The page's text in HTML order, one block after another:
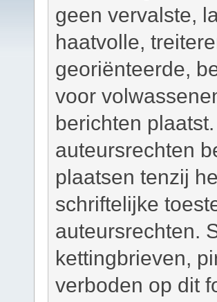
geen vervalste,
haatvolle,
georiënteerde,
voor
berichten
auteursrechten
plaatsen tenzij
schriftelijke
auteursrechten.
kettingbrieven,
verboden op dit